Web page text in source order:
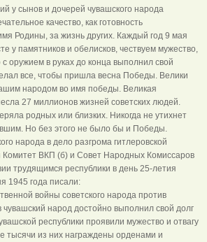
у сынов и дочерей чувашского народа
качество, как готовность
Родины, за жизнь других. Каждый год 9 мая
у памятников и обелисков, чествуем мужество,
с оружием в руках до конца выполнил свой
все, чтобы пришла весна Победы. Велики
народом во имя победы. Великая
27 миллионов жизней советских людей.
родных или близких. Никогда не утихнет
Но без этого не было бы и Победы.
народа в дело разгрома гитлеровской
ВКП (б) и Совет Народных Комиссаров
трудящимся республики в день 25-летия
1945 года писали:
войны советского народа против
чувашский народ достойно выполнил свой долг
республики проявили мужество и отвагу
тысячи из них награждены орденами и